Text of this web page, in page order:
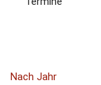
Nach Jahr